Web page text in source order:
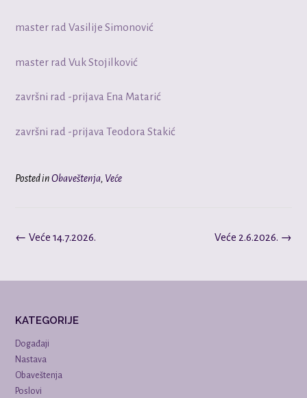
master rad Vasilije Simonović
master rad Vuk Stojilković
završni rad -prijavа Ena Matarić
završni rad -prijavа Teodora Stakić
Posted inObaveštenja, Veće
Post
Veće 2.6.2026. →
← Veće 14.7.2026.
KATEGORIJE
Događaji
Nastava
Obaveštenja
Poslovi